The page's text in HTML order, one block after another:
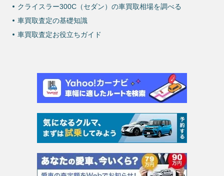
クライスラー300C（セダン）の車買取相場を調べる
車買取査定の基礎知識
車買取査定お役立ちガイド